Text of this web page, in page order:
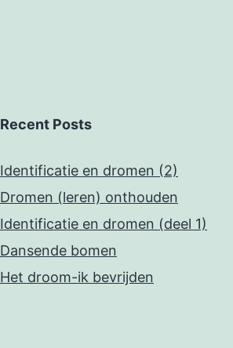
Recent Posts
Identificatie en dromen (2)
Dromen (leren) onthouden
Identificatie en dromen (deel 1)
Dansende bomen
Het droom-ik bevrijden